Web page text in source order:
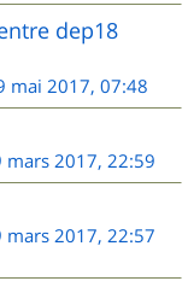
dep18
mai 2017, 07:48
mars 2017, 22:59
mars 2017, 22:57